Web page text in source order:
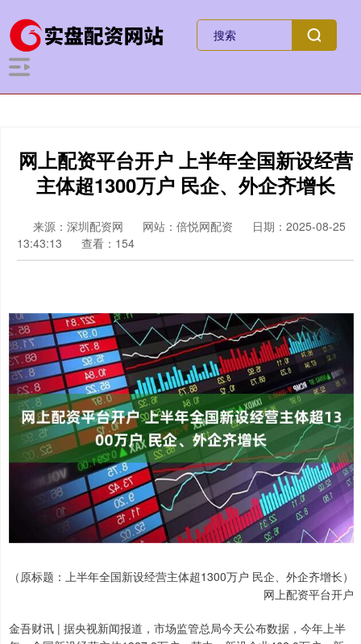
网上配资平台开户 上半年全国新设经营
主体超1300万户 民企、外企齐增长
来源：深圳配资网 网站：倍悦网配资
日期：2025-08-25
13:43:13
查看：154
（原标题：上半年全国新设经营主体超1300万户 民企、外企齐增长）
网上配资平台开户
金吾财讯 | 据央视新闻报道，市场监管总局今天公布数据，今年上半